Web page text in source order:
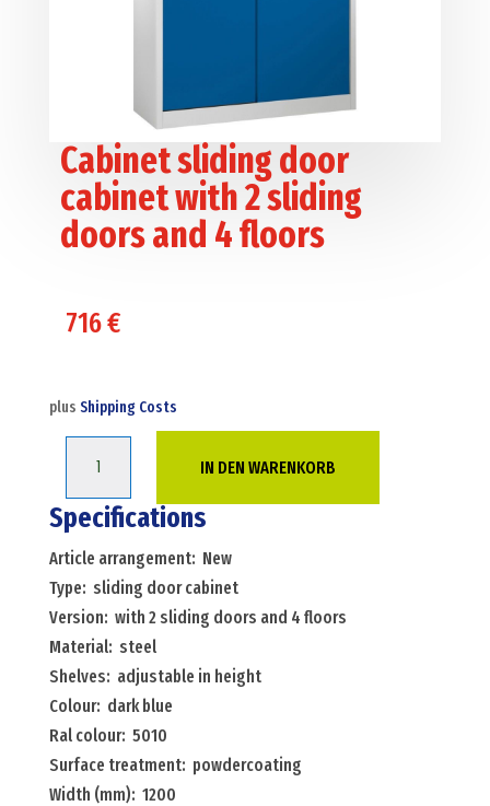
Cabinet sliding door
cabinet with 2 sliding
doors and 4 floors
716€
plus Shipping Costs
door
cabinet
with
2
sliding
doors
and
4
floors
Menge
IN DEN WARENKORB
Specifications
Article arrangement: New
Type: sliding door cabinet
Version: with 2 sliding doors and 4 floors
Material: steel
Shelves: adjustable in height
Colour: dark blue
Ral colour: 5010
Surface treatment: powdercoating
Width (mm): 1200